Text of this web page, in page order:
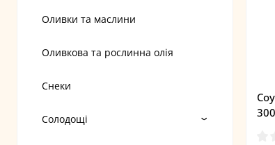
Оливки та маслини
Оливкова та рослинна олія
Снеки
Солодощі